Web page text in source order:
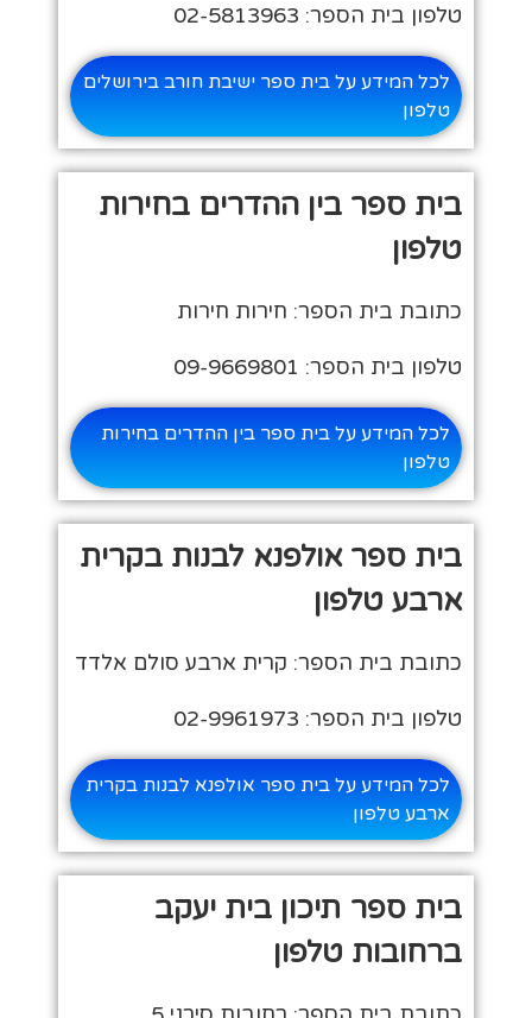
טלפון בית הספר: 02-5813963
לכל המידע על בית ספר ישיבת חורב בירושלים
טלפון
בית ספר בין ההדרים בחירות
טלפון
כתובת בית הספר: חירות חירות
טלפון בית הספר: 09-9669801
לכל המידע על בית ספר בין ההדרים בחירות
טלפון
בית ספר אולפנא לבנות בקרית
ארבע טלפון
כתובת בית הספר: קרית ארבע סולם אלדד
טלפון בית הספר: 02-9961973
לכל המידע על בית ספר אולפנא לבנות בקרית
ארבע טלפון
בית ספר תיכון בית יעקב
ברחובות טלפון